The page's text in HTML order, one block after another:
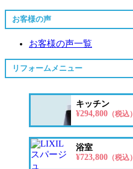
お客様の声
お客様の声一覧
リフォームメニュー
キッチン
¥294,800（税込）
浴室
¥723,800（税込）